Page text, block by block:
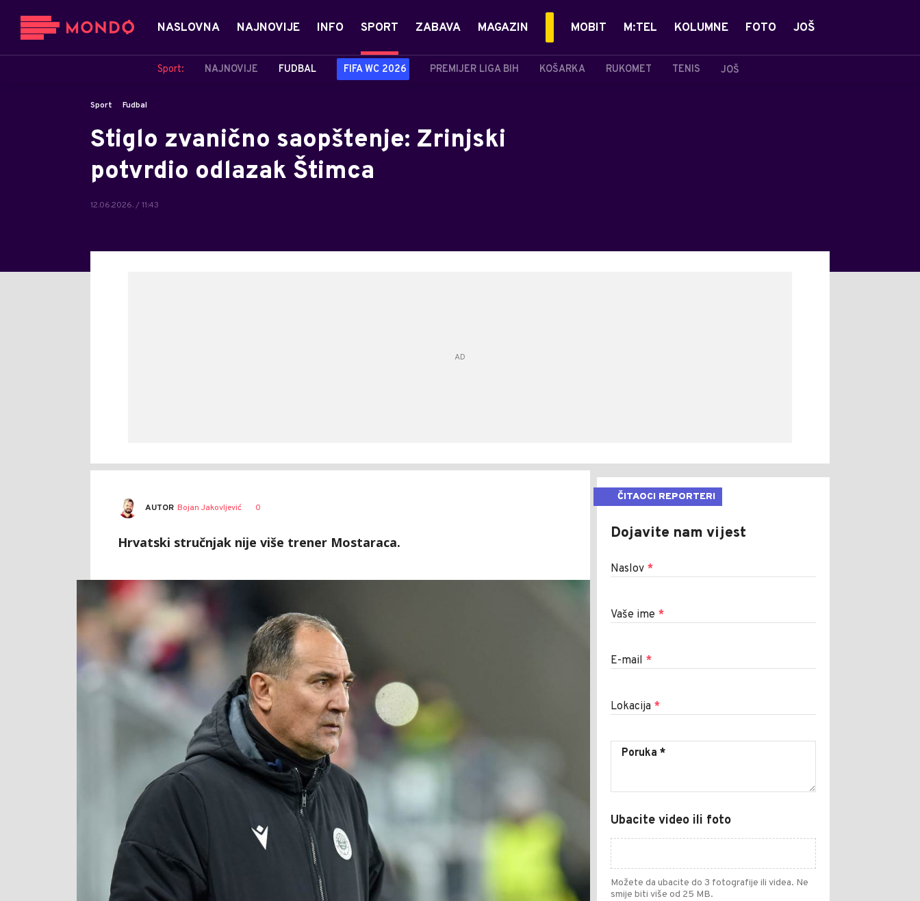
NASLOVNA NAJNOVIJE INFO SPORT
Sport: NAJNOVIJE FUDBAL FIFA WC 2026 PREMIJER LIGA BIH KOŠARKA RUKOMET TENIS JOŠ
ZABAVA MAGAZIN MOBIT M:TEL KOLUMNE FOTO JOŠ
Sport Fudbal
Stiglo zvanično saopštenje: Zrinjski
potvrdio odlazak Štimca
12.06.2026. / 11:43
AUTOR Bojan Jakovljević 0
Hrvatski stručnjak nije više trener Mostaraca.
ČITAOCI REPORTERI
Dojavite nam vijest
Naslov *
Vaše ime *
E-mail *
Lokacija *
Ubacite video ili foto
Možete da ubacite do 3 fotografije ili videa. Ne
smije biti više od 25 MB.